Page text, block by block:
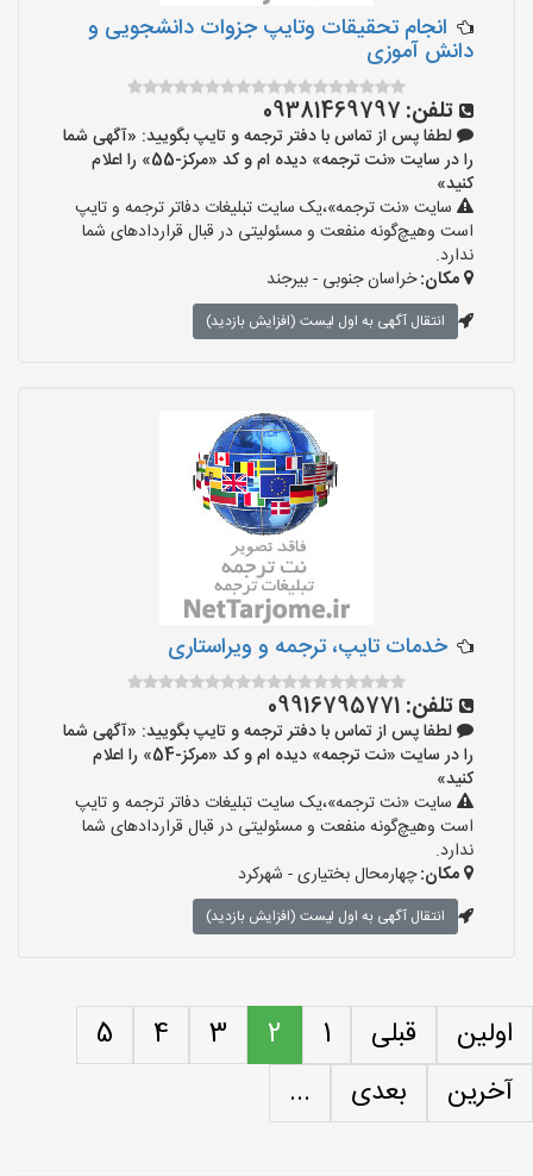
انجام تحقیقات وتایپ جزوات دانشجویی و
دانش آموزی
تلفن: 09381469797
لطفا پس از تماس با دفتر ترجمه و تایپ بگویید: «آگهی شما
را در سایت «نت ترجمه» دیده ام و کد «مرکز-55» را اعلام
کنید»
سایت «نت ترجمه»،یک سایت تبلیغات دفاتر ترجمه و تایپ
است وهیچ‌گونه منفعت و مسئولیتی در قبال قراردادهای شما
ندارد.
مکان:خراسان جنوبی - بیرجند
انتقال آگهی به اول لیست (افزایش بازدید)
خدمات تایپ، ترجمه و ویراستاری
تلفن: 09916795771
لطفا پس از تماس با دفتر ترجمه و تایپ بگویید: «آگهی شما
را در سایت «نت ترجمه» دیده ام و کد «مرکز-54» را اعلام
کنید»
سایت «نت ترجمه»،یک سایت تبلیغات دفاتر ترجمه و تایپ
است وهیچ‌گونه منفعت و مسئولیتی در قبال قراردادهای شما
ندارد.
مکان:چهارمحال بختیاری - شهرکرد
انتقال آگهی به اول لیست (افزایش بازدید)
اولین قبلی 1
2
3
4
5
...
بعدی آخرین